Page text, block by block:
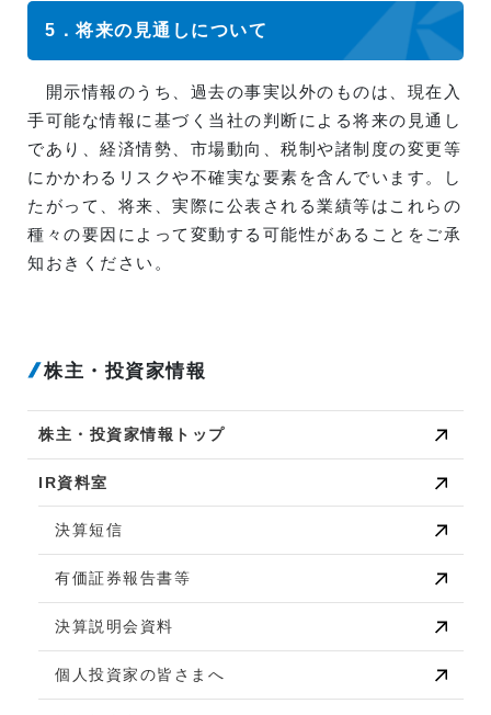
5．将来の見通しについて
開示情報のうち、過去の事実以外のものは、現在入
手可能な情報に基づく当社の判断による将来の見通し
であり、経済情勢、市場動向、税制や諸制度の変更等
にかかわるリスクや不確実な要素を含んでいます。し
たがって、将来、実際に公表される業績等はこれらの
種々の要因によって変動する可能性があることをご承
知おきください。
株主・投資家情報
株主・投資家情報トップ
IR資料室
決算短信
有価証券報告書等
決算説明会資料
個人投資家の皆さまへ